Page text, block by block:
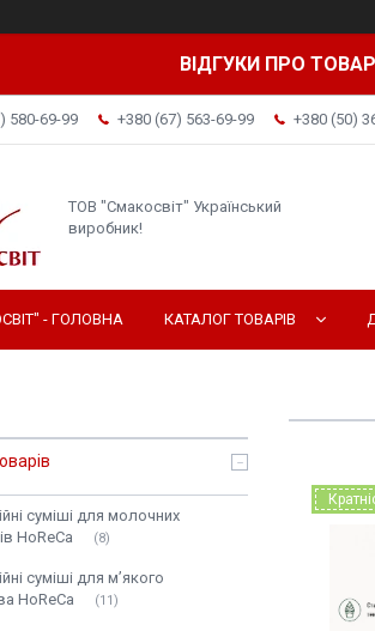
ВІДГУКИ ПРО
580-69-99 +380 (67) 563-69-99 +380 (50)
ТОВ "Смакосвіт" Український
виробник!
- ГОЛОВНА КАТАЛОГ ТОВАРІВ
суміші для молочних
HoReCa
8
суміші для м’якого
HoReCa
11